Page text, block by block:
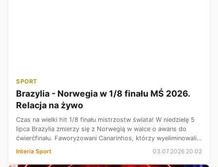
SPORT
Brazylia - Norwegia w 1/8 finału MŚ 2026.
Relacja na żywo
Czas na wielki hit 1/8 finału mistrzostw świata! W niedzielę 5
lipca Brazylia zmierzy się z Norwegią w walce o awans do
ćwierćfinału. Faworyzowani Canarinhos, którzy wyeliminowali
prowadzonych przez ...
Interia Sport 03.07.2026 20:02